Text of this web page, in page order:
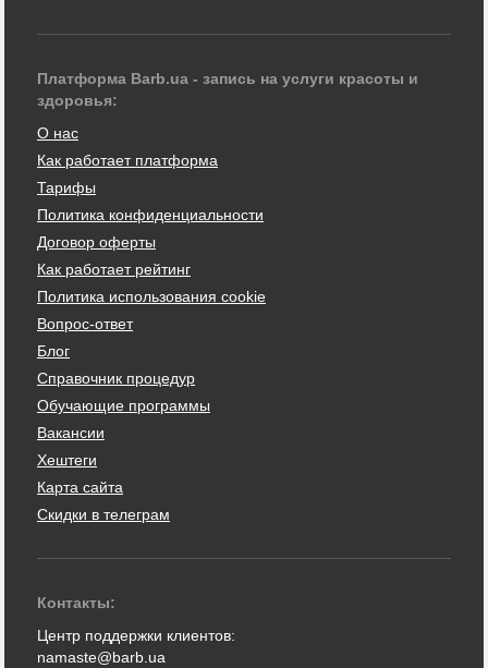
Платформа Barb.ua - запись на услуги красоты и
здоровья:
О нас
Как работает платформа
Тарифы
Политика конфиденциальности
Договор оферты
Как работает рейтинг
Политика использования cookie
Вопрос-ответ
Блог
Справочник процедур
Обучающие программы
Вакансии
Хештеги
Карта сайта
Скидки в телеграм
Контакты:
Центр поддержки клиентов:
namaste@barb.ua